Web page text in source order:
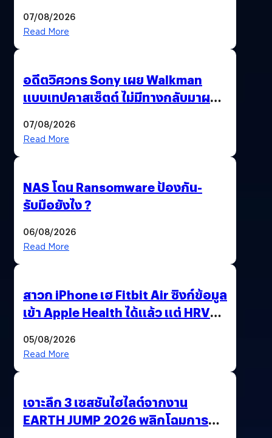
07/08/2026
Read More
อดีตวิศวกร Sony เผย Walkman
แบบเทปคาสเซ็ตต์ ไม่มีทางกลับมาผลิต
07/08/2026
Read More
NAS โดน Ransomware ป้องกัน-
รับมือยังไง ?
06/08/2026
Read More
สาวก iPhone เฮ Fitbit Air ซิงก์ข้อมูล
เข้า Apple Health ได้แล้ว แต่ HRV
05/08/2026
Read More
เจาะลึก 3 เซสชันไฮไลต์จากงาน
EARTH JUMP 2026 พลิกโฉมการ